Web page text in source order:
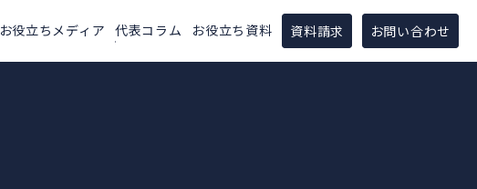
お役立ちメディア 代表コラム お役立ち資料 資料請求 お問い合わせ